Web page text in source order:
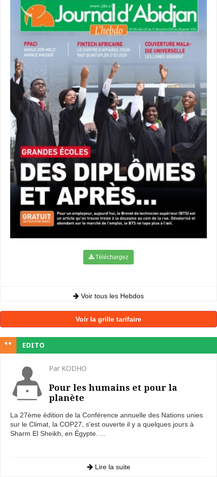
Téléchargez
Voir tous les Hebdos
Voir la grille tarifaire
EDITO
Par KODHO
Pour les humains et pour la
planète
La 27ème édition de la Conférence annuelle des Nations unies
sur le Climat, la COP27, s'est ouverte il y a quelques jours à
Sharm El Sheikh, en Égypte. ...
Lire la suite